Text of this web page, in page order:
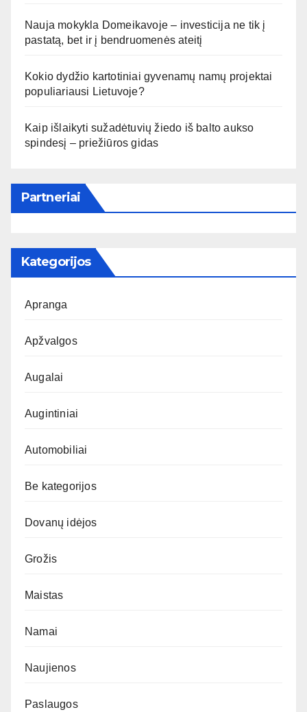
Nauja mokykla Domeikavoje – investicija ne tik į
pastatą, bet ir į bendruomenės ateitį
Kokio dydžio kartotiniai gyvenamų namų projektai
populiariausi Lietuvoje?
Kaip išlaikyti sužadėtuvių žiedo iš balto aukso
spindesį – priežiūros gidas
Partneriai
Kategorijos
Apranga
Apžvalgos
Augalai
Augintiniai
Automobiliai
Be kategorijos
Dovanų idėjos
Grožis
Maistas
Namai
Naujienos
Paslaugos